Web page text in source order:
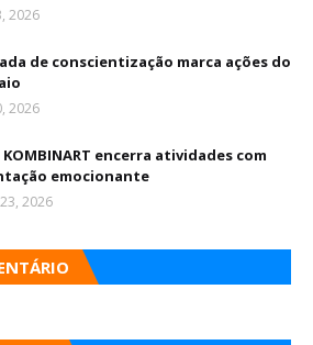
2026
de conscientização marca ações do
2026
encerra atividades com
emocionante
2026